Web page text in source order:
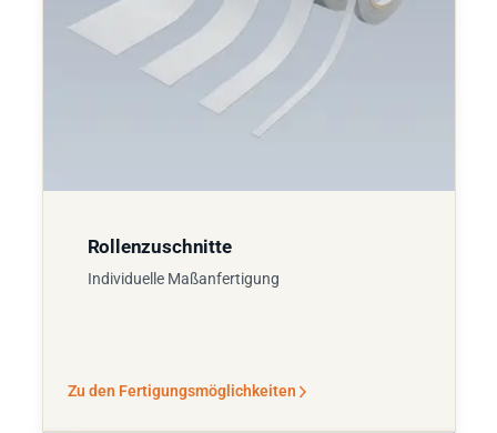
Rollenzuschnitte
Individuelle Maßanfertigung
Zu den Fertigungsmöglichkeiten